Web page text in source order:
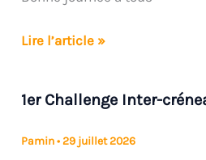
Convocation
pour
Lire l’article »
1er Challenge Inter-
Pamin•29 juillet 2026